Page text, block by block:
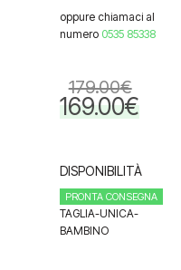
oppure chiamaci al
numero 0535 85338
179.00€
Il
prezzo
179.00€.
169.00€Il
prezzo
169.00€.
DISPONIBILITÀ
PRONTA CONSEGNA
TAGLIA-UNICA-
BAMBINO